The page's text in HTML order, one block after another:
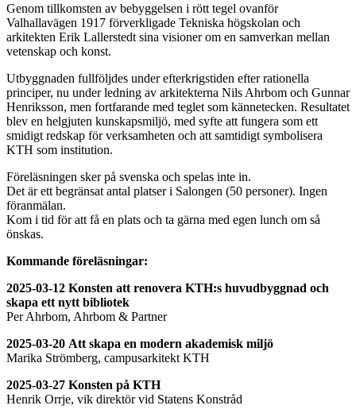
Genom tillkomsten av bebyggelsen i rött tegel ovanför
Valhallavägen 1917 förverkligade Tekniska högskolan och
arkitekten Erik Lallerstedt sina visioner om en samverkan mellan
vetenskap och konst.
Utbyggnaden fullföljdes under efterkrigstiden efter rationella
principer, nu under ledning av arkitekterna Nils Ahrbom och Gunnar
Henriksson, men fortfarande med teglet som kännetecken. Resultatet
blev en helgjuten kunskapsmiljö, med syfte att fungera som ett
smidigt redskap för verksamheten och att samtidigt symbolisera
KTH som institution.
Föreläsningen sker på svenska och spelas inte in.
Det är ett begränsat antal platser i Salongen (50 personer). Ingen
föranmälan.
Kom i tid för att få en plats och ta gärna med egen lunch om så
önskas.
Kommande föreläsningar:
2025-03-12 Konsten att renovera KTH:s huvudbyggnad och
skapa ett nytt bibliotek
Per Ahrbom, Ahrbom & Partner
2025-03-20 Att skapa en modern akademisk miljö
Marika Strömberg, campusarkitekt KTH
2025-03-27 Konsten på KTH
Henrik Orrje, vik direktör vid Statens Konstråd